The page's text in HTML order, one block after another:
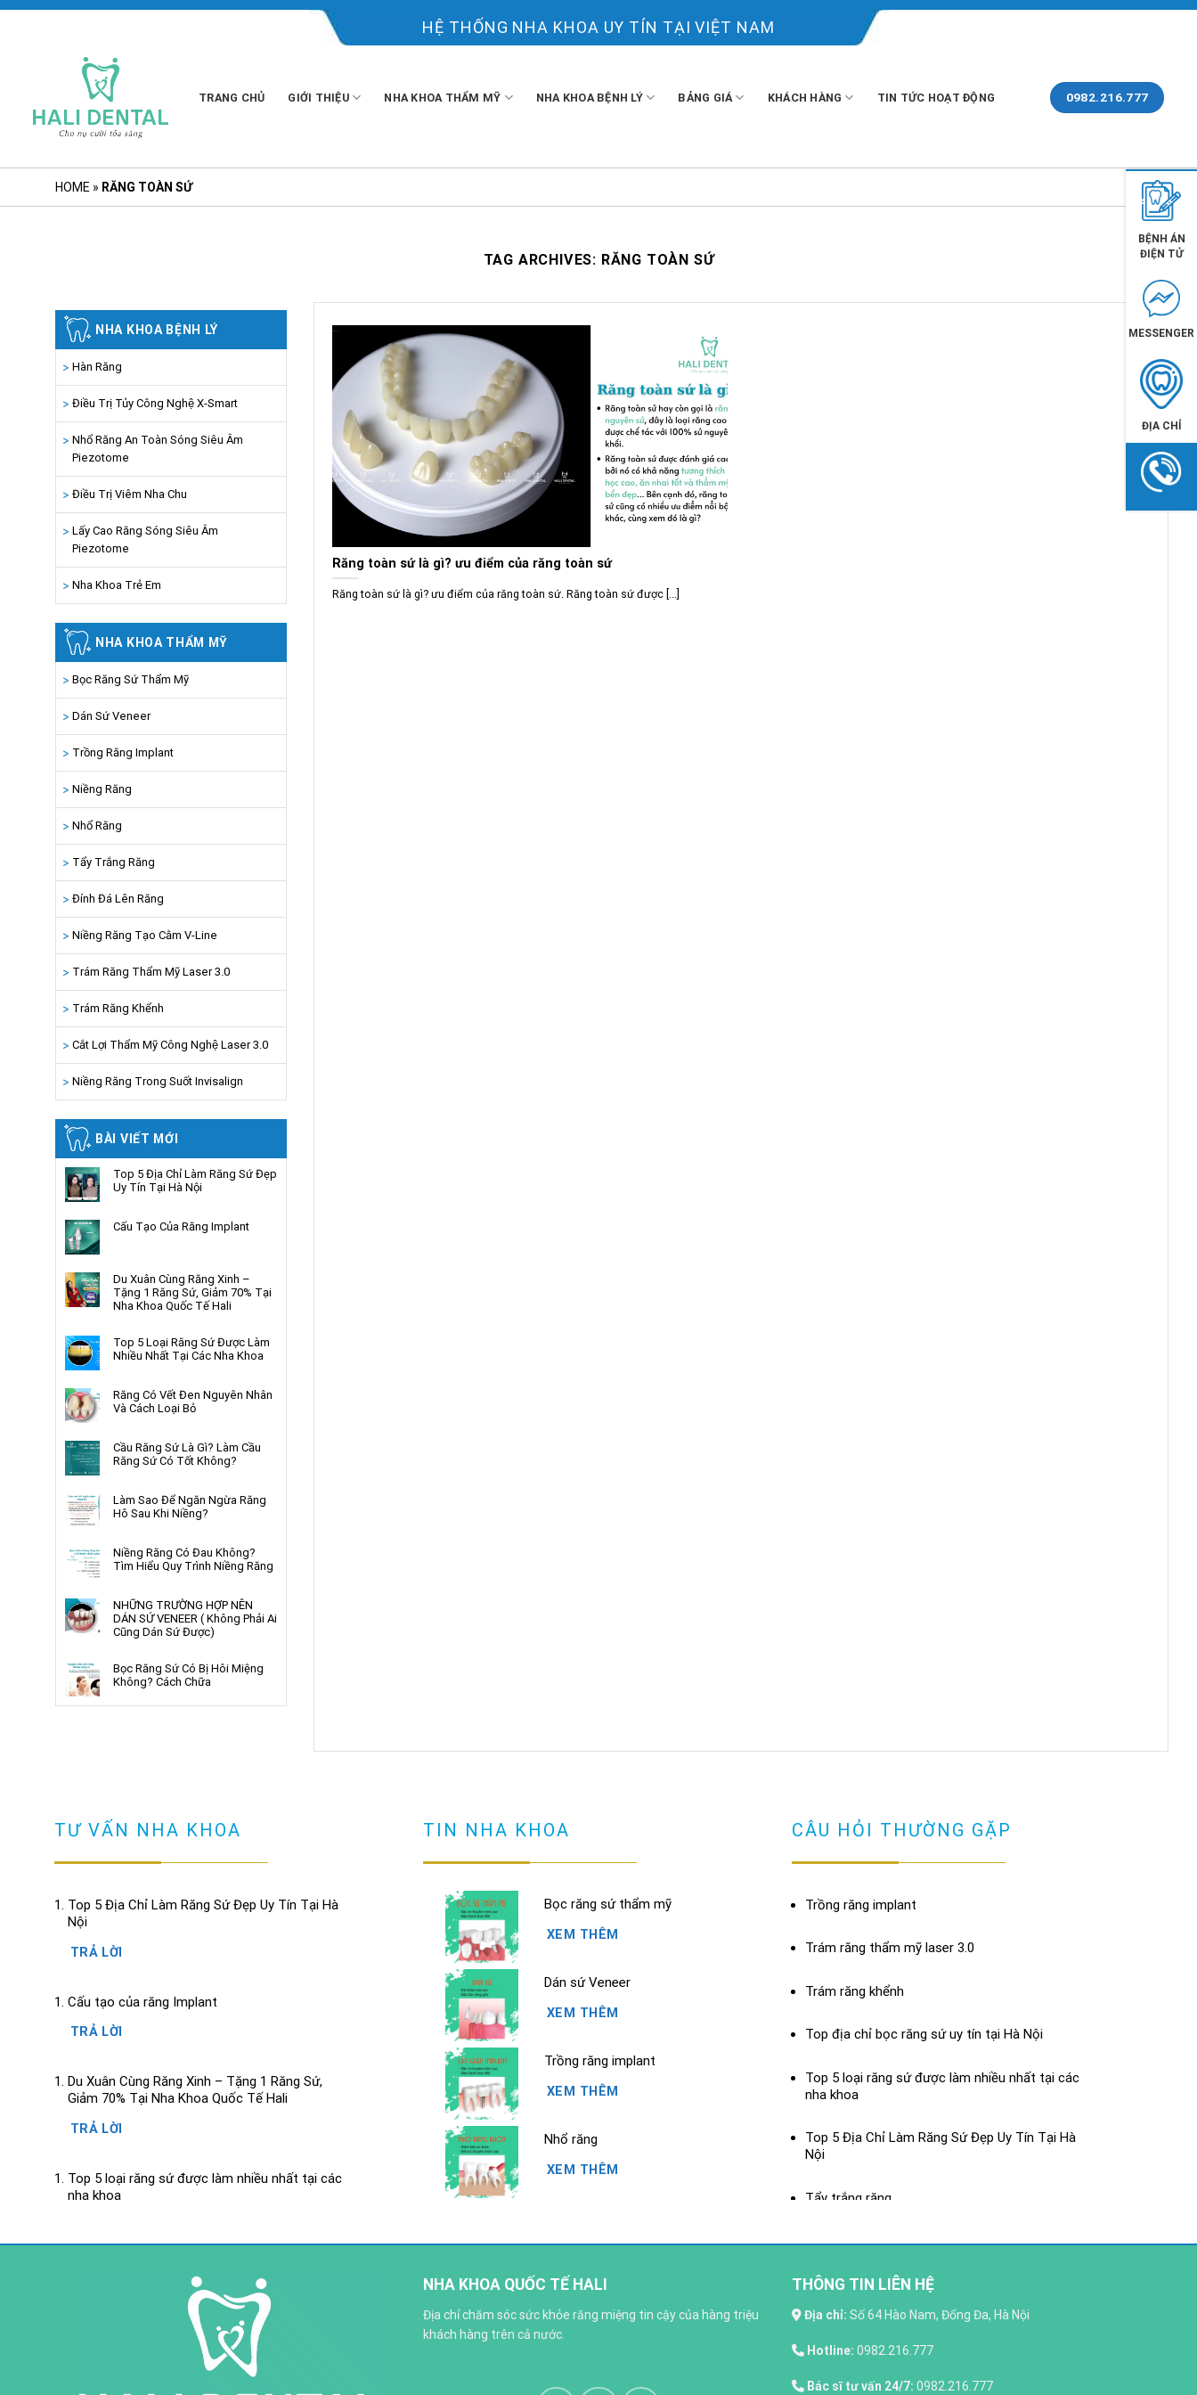
Skip
HỆ THỐNG NHA KHOA UY TÍN TẠI VIỆT NAM
TRANG CHỦ GIỚI THIỆU NHA KHOA THẨM MỸ NHA KHOA BỆNH LÝ BẢNG GIÁ KHÁCH HÀNG TIN TỨC HOẠT ĐỘNG 0982.216.777
HOME » RĂNG TOÀN SỨ
TAG ARCHIVES: RĂNG TOÀN SỨ
NHA KHOA BỆNH LÝ
Hàn Răng
Điều Trị Tủy Công Nghệ X-Smart
Nhổ Răng An Toàn Sóng Siêu Âm
Piezotome
Điều Trị Viêm Nha Chu
Lấy Cao Răng Sóng Siêu Âm
Piezotome
Nha Khoa Trẻ Em
NHA KHOA THẨM MỸ
Bọc Răng Sứ Thẩm Mỹ
Dán Sứ Veneer
Trồng Răng Implant
Niềng Răng
Nhổ Răng
Tẩy Trắng Răng
Đính Đá Lên Răng
Niềng Răng Tạo Cằm V-Line
Trám Răng Thẩm Mỹ Laser 3.0
Trám Răng Khểnh
Cắt Lợi Thẩm Mỹ Công Nghệ Laser 3.0
Niềng Răng Trong Suốt Invisalign
BÀI VIẾT MỚI
Top 5 Địa Chỉ Làm Răng Sứ Đẹp
Uy Tín Tại Hà Nội
Cấu Tạo Của Răng Implant
Du Xuân Cùng Răng Xinh –
Tặng 1 Răng Sứ, Giảm 70% Tại
Nha Khoa Quốc Tế Hali
Top 5 Loại Răng Sứ Được Làm
Nhiều Nhất Tại Các Nha Khoa
Răng Có Vết Đen Nguyên Nhân
Và Cách Loại Bỏ
Cầu Răng Sứ Là Gì? Làm Cầu
Răng Sứ Có Tốt Không?
Làm Sao Để Ngăn Ngừa Răng
Hô Sau Khi Niềng?
Niềng Răng Có Đau Không?
Tìm Hiểu Quy Trình Niềng Răng
NHỮNG TRƯỜNG HỢP NÊN
DÁN SỨ VENEER ( Không Phải Ai
Cũng Dán Sứ Được)
Bọc Răng Sứ Có Bị Hôi Miệng
Không? Cách Chữa
Răng toàn sứ là gì? ưu điểm của răng toàn sứ
Răng toàn sứ là gì? ưu điểm của răng toàn sứ. Răng toàn sứ được [...]
TƯ VẤN NHA KHOA
Top 5 Địa Chỉ Làm Răng Sứ Đẹp Uy Tín Tại Hà
Nội
TRẢ LỜI
Cấu tạo của răng Implant
TRẢ LỜI
Du Xuân Cùng Răng Xinh – Tặng 1 Răng Sứ,
Giảm 70% Tại Nha Khoa Quốc Tế Hali
TRẢ LỜI
Top 5 loại răng sứ được làm nhiều nhất tại các
nha khoa
Răng có vết đen nguyên nhân và cách loại bỏ
Cầu răng sứ là gì? Làm cầu răng sứ có tốt
TIN NHA KHOA
Bọc răng sứ thẩm mỹ
XEM THÊM
Dán sứ Veneer
XEM THÊM
Trồng răng implant
XEM THÊM
Nhổ răng
XEM THÊM
XEM THÊM
XEM THÊM
CÂU HỎI THƯỜNG GẶP
Trồng răng implant
Trám răng thẩm mỹ laser 3.0
Trám răng khểnh
Top địa chỉ bọc răng sứ uy tín tại Hà Nội
Top 5 loại răng sứ được làm nhiều nhất tại các
nha khoa
Top 5 Địa Chỉ Làm Răng Sứ Đẹp Uy Tín Tại Hà
Nội
Tẩy trắng răng
Răng toàn sứ Nacera là gì có tốt không ? và giá
Răng sứ toàn sứ H-Saphir
NHA KHOA QUỐC TẾ HALI
Địa chỉ chăm sóc sức khỏe răng miệng tin cậy của hàng triệu
khách hàng trên cả nước.
THÔNG TIN LIÊN HỆ
Địa chỉ: Số 64 Hào Nam, Đống Đa, Hà Nội
Hotline: 0982.216.777
Bác sĩ tư vấn 24/7: 0982.216.777
BỆNH ÁN
ĐIỆN TỬ
MESSENGER
ĐỊA CHỈ